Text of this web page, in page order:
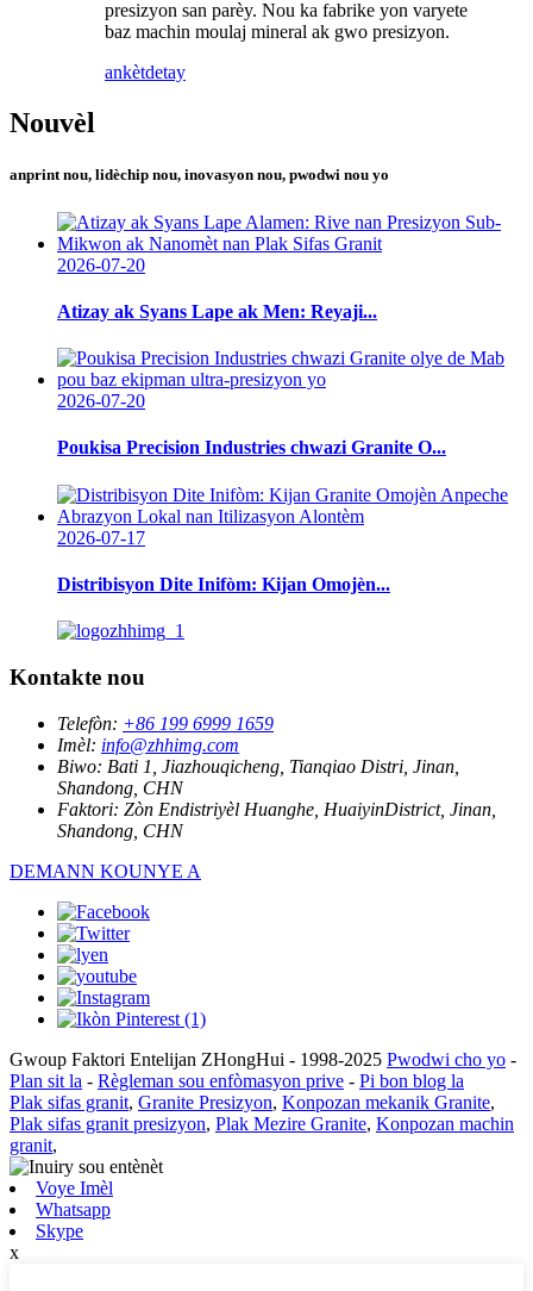
presizyon san parèy. Nou ka fabrike yon varyete
baz machin moulaj mineral ak gwo presizyon.
ankètdetay
Nouvèl
anprint nou, lidèchip nou, inovasyon nou, pwodwi nou yo
2026-07-20
Atizay ak Syans Lape ak Men: Reyaji...
2026-07-20
Poukisa Precision Industries chwazi Granite O...
2026-07-17
Distribisyon Dite Inifòm: Kijan Omojèn...
Kontakte nou
Telefòn: +86 199 6999 1659
Imèl: info@zhhimg.com
Biwo: Bati 1, Jiazhouqicheng, Tianqiao Distri, Jinan,
Shandong, CHN
Faktori: Zòn Endistriyèl Huanghe, HuaiyinDistrict, Jinan,
Shandong, CHN
DEMANN KOUNYE A
Gwoup Faktori Entelijan ZHongHui - 1998-2025 Pwodwi cho yo -
Plan sit la - Règleman sou enfòmasyon prive - Pi bon blog la
Plak sifas granit, Granite Presizyon, Konpozan mekanik Granite,
Plak sifas granit presizyon, Plak Mezire Granite, Konpozan machin
granit,
Voye Imèl
Whatsapp
Skype
x